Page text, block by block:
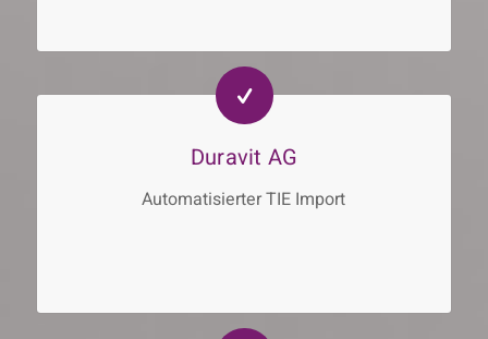
Duravit AG
Automatisierter TIE Import